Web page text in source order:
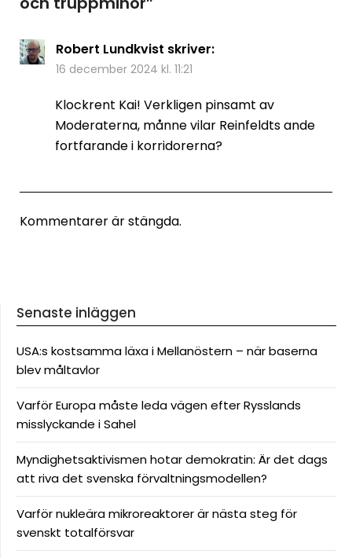
Robert Lundkvist skriver:
16 december 2024 kl. 11:21
Klockrent Kai! Verkligen pinsamt av
Moderaterna, månne vilar Reinfeldts ande
fortfarande i korridorerna?
Kommentarer är stängda.
Senaste inläggen
USA:s kostsamma läxa i Mellanöstern – när baserna
blev måltavlor
Varför Europa måste leda vägen efter Rysslands
misslyckande i Sahel
Myndighetsaktivismen hotar demokratin: Är det dags
att riva det svenska förvaltningsmodellen?
Varför nukleära mikroreaktorer är nästa steg för
svenskt totalförsvar